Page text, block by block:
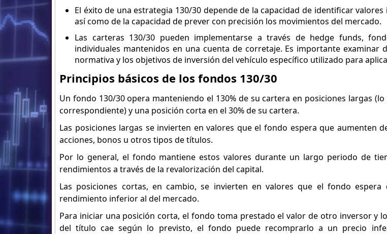
El éxito de una estrategia 130/30 depende de la capacidad de identificar
así como de la capacidad de prever con precisión los movimientos del mercado.
Las carteras 130/30 pueden implementarse a través de hedge funds,
individuales mantenidos en una cuenta de corretaje. Es importante examinar
normativa y los objetivos de inversión del vehículo específico utilizado para
Principios básicos de los fondos 130/30
Un fondo 130/30 opera manteniendo el 130% de su cartera en posiciones largas
correspondiente) y una posición corta en el 30% de su cartera.
Las posiciones largas se invierten en valores que el fondo espera que aumenten
acciones, bonos u otros tipos de títulos.
Por lo general, el fondo mantiene estos valores durante un largo periodo de
rendimientos a través de la revalorización del capital.
Las posiciones cortas, en cambio, se invierten en valores que el fondo
rendimiento inferior al del mercado.
Para iniciar una posición corta, el fondo toma prestado el valor de otro inversor y
del título cae según lo previsto, el fondo puede recomprarlo a un precio